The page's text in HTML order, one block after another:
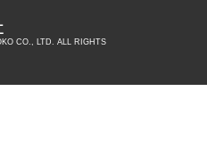
CO., LTD. ALL RIGHTS